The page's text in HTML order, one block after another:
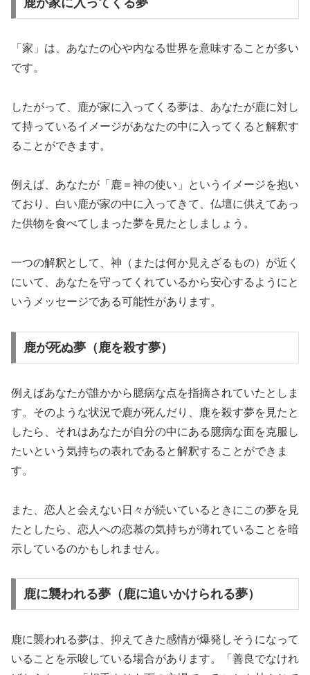
「家」は、あなたの心や内なる世界を意味することが多い
です。
したがって、鹿が家に入ってくる夢は、あなたが鹿に対し
て持っているイメージがあなたの中に入ってくると解釈す
ることができます。
例えば、あなたが「鹿＝神の使い」というイメージを抱い
ており、白い鹿が家の中に入ってきて、仏壇に供えてあっ
た供物を食べてしまった夢を見たとしましょう。
一つの解釈として、神（または何か見えざるもの）が近く
にいて、あなたを守ってくれているから安心するようにと
いうメッセージである可能性があります。
鹿が死ぬ夢（鹿を殺す夢）
例えばあなたが誰かから臆病な点を指摘されていたとしま
す。そのような状況で鹿が死んだり、鹿を殺す夢を見たと
したら、それはあなたが自分の中にある臆病な面を克服し
たいという気持ちの表れであると解釈することができま
す。
また、恋人と会えない日々が続いているときにこの夢を見
たとしたら、恋人への恋慕の気持ちが薄れていることを暗
示しているのかもしれません。
鹿に襲われる夢（鹿に追いかけられる夢）
鹿に襲われる夢は、抑えてきた感情が爆発しそうになって
いることを示唆している場合があります。「善良でなけれ